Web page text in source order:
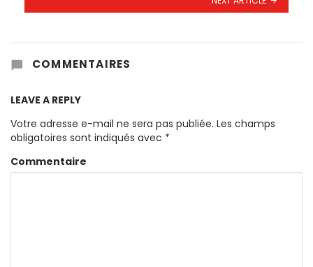
COMMENTAIRES
LEAVE A REPLY
Votre adresse e-mail ne sera pas publiée. Les champs
obligatoires sont indiqués avec *
Commentaire